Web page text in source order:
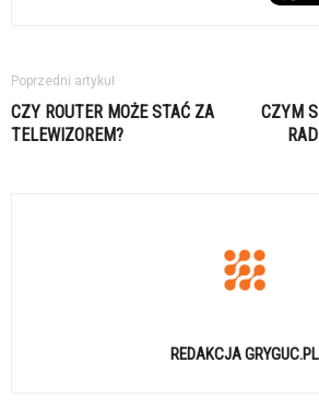
Poprzedni artykuł
CZY ROUTER MOŻE STAĆ ZA
TELEWIZOREM?
CZYM
REDAKCJA GRYGUC.PL